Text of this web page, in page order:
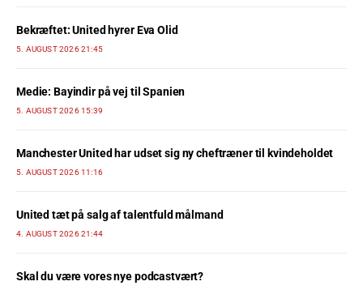
Bekræftet: United hyrer Eva Olid
5. AUGUST 2026 21:45
Medie: Bayindir på vej til Spanien
5. AUGUST 2026 15:39
Manchester United har udset sig ny cheftræner til kvindeholdet
5. AUGUST 2026 11:16
United tæt på salg af talentfuld målmand
4. AUGUST 2026 21:44
Skal du være vores nye podcastvært?